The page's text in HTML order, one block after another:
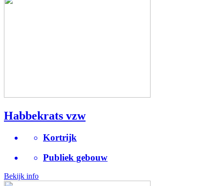
Habbekrats vzw
Kortrijk
Publiek gebouw
Bekijk info